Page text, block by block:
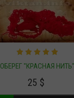
ОБЕРЕГ "КРАСНАЯ НИТЬ"
25 $